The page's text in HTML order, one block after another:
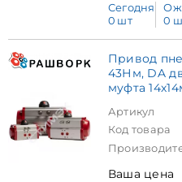
Сегодня
0 шт
0
Привод
43Нм, DA
муфта
Артикул
Код товара
Ваша цена